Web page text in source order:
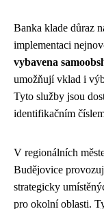
Banka klade důraz
implementaci
vybavena
umožňují vklad i
Tyto služby jsou
identifikačním
V regionálních
Budějovice
strategicky
pro okolní oblasti.